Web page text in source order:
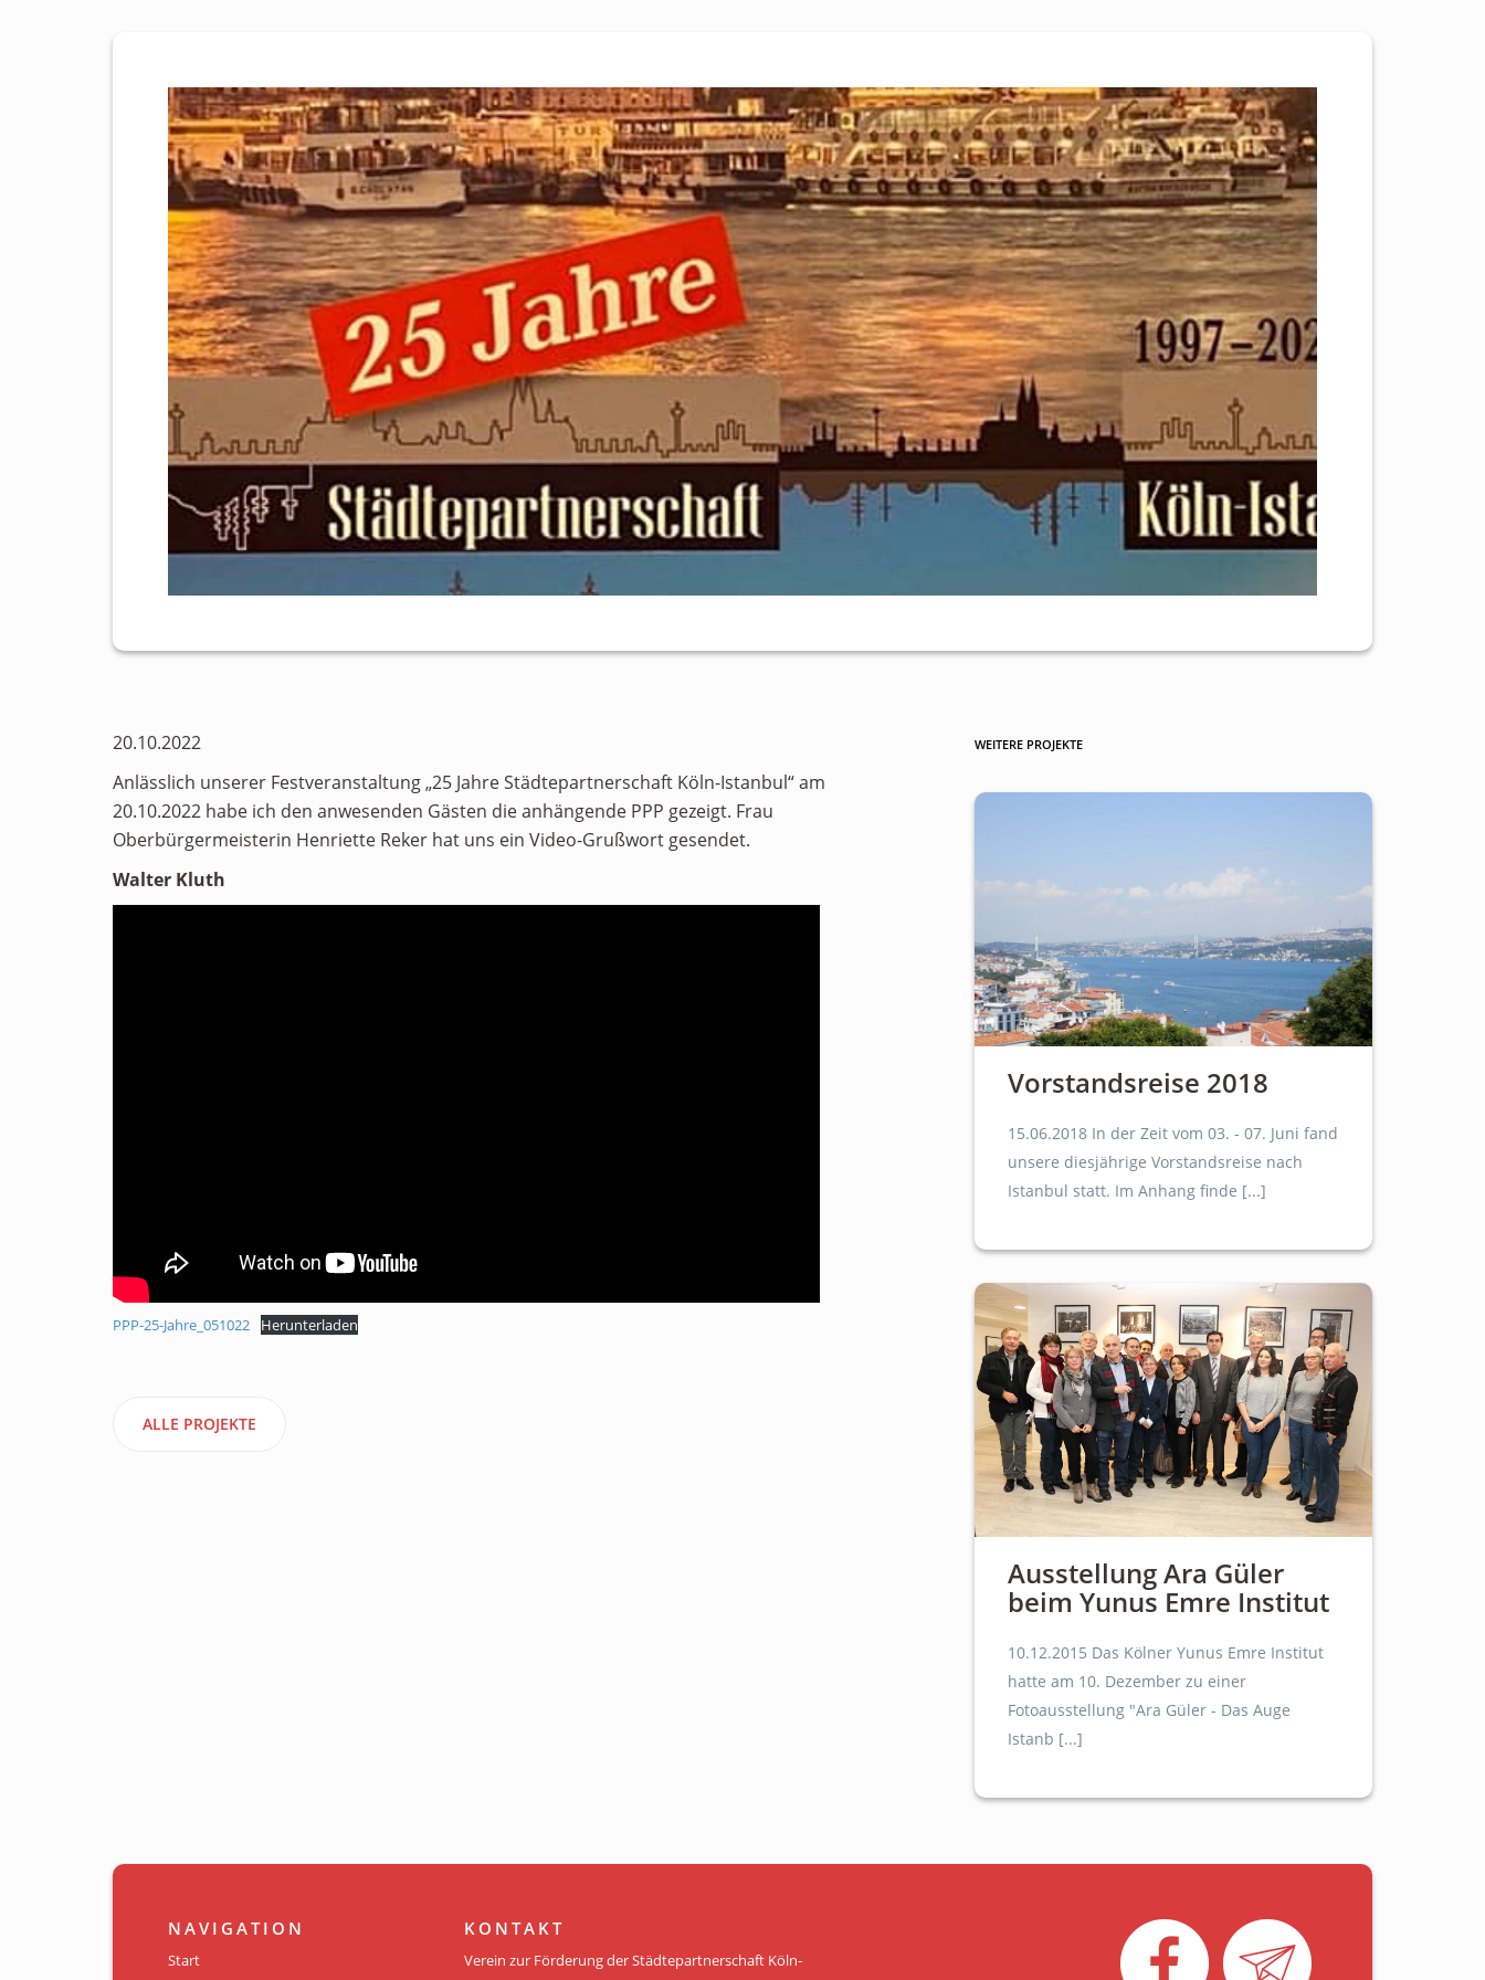
20.10.2022
Anlässlich unserer Festveranstaltung „25 Jahre Städtepartnerschaft Köln-Istanbul“ am
20.10.2022 habe ich den anwesenden Gästen die anhängende PPP gezeigt. Frau
Oberbürgermeisterin Henriette Reker hat uns ein Video-Grußwort gesendet.
Walter Kluth
PPP-25-Jahre_051022 Herunterladen
ALLE PROJEKTE
WEITERE PROJEKTE
Vorstandsreise 2018
15.06.2018 In der Zeit vom 03. - 07. Juni fand
unsere diesjährige Vorstandsreise nach
Istanbul statt. Im Anhang finde [...]
Ausstellung Ara Güler
beim Yunus Emre Institut
10.12.2015 Das Kölner Yunus Emre Institut
hatte am 10. Dezember zu einer
Fotoausstellung "Ara Güler - Das Auge
Istanb [...]
NAVIGATION
Start
KONTAKT
Verein zur Förderung der Städtepartnerschaft Köln-
Links & Downloads
Satzung
Unsere Spender/Sponsoren
KONTAKT